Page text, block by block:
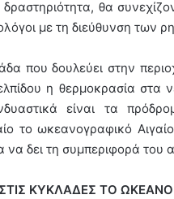
θα
με τη διεύθυνση των
που δουλεύει στην
η θερμοκρασία στα
είναι τα
το ωκεανογραφικό
να δει τη συμπεριφορά του
ΣΤΙΣ ΚΥΚΛΑΔΕΣ ΤΟ